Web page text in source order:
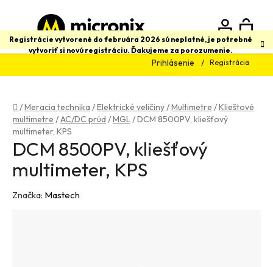
obsah
Registrácie vytvorené do februára 2026 sú neplatné, je potrebné
vytvoriť si novú registráciu. Ďakujeme za porozumenie.
Prihlásenie Registrácia
Hľadať
Domov
/Meracia technika /Elektrické veličiny/Multimetre /Klieštové
multimetre /AC/DC prúd /MGL/DCM 8500PV, kliešťový
multimeter, KPS
DCM 8500PV, kliešťový
multimeter, KPS
Značka: Mastech